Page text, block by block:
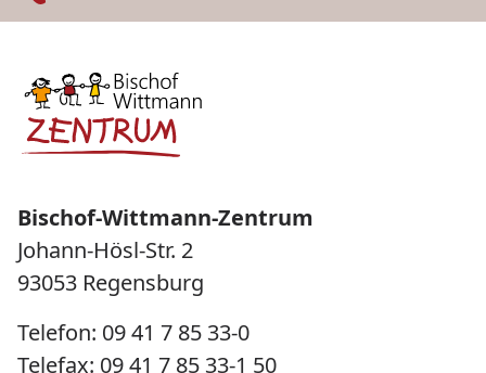
Bischof-Wittmann-Zentrum
Johann-Hösl-Str. 2
93053 Regensburg
Telefon: 09 41 7 85 33-0
Telefax: 09 41 7 85 33-1 50